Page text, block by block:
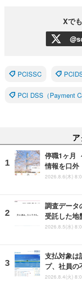
Xで
PCISSC
PCI DSS（Payment
停職1ヶ月
情報を口外
2026.8.6(木)
調査データ
受託した地
2026.8.5(水)
支払対象
プ、社員の
2026.8.4(火)